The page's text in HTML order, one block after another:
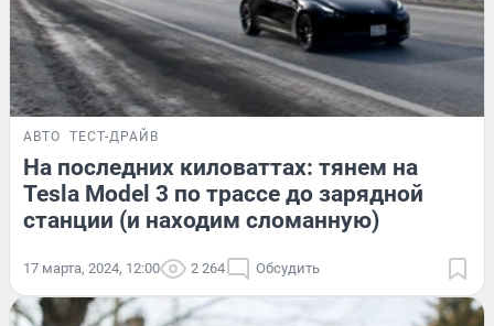
АВТО ТЕСТ-ДРАЙВ
На последних киловаттах: тянем на
Tesla Model 3 по трассе до зарядной
станции (и находим сломанную)
17 марта, 2024, 12:00 2 264 Обсудить